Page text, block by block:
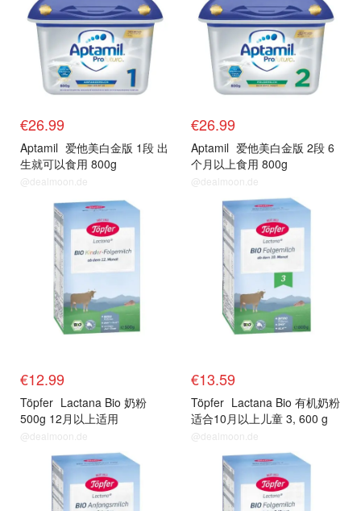
€26.99
Aptamil 爱他美白金版 1段 出
生就可以食用 800g
@dealmoon.de
€26.99
Aptamil 爱他美白金版 2段 6
个月以上食用 800g
@dealmoon.de
单品小组
€12.99
Töpfer Lactana Bio 奶粉
500g 12月以上适用
@dealmoon.de
单品小组
€13.59
Töpfer Lactana Bio 有机奶粉
适合10月以上儿童 3, 600 g
@dealmoon.de
单品小组 单品小组